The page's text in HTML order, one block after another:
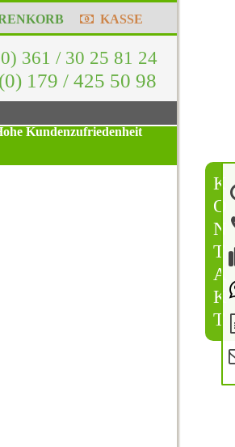
K
O
N
T
A
K
T
KASSE
361 / 30 25 81 24
179 / 425 50 98
Kundenzufriedenheit